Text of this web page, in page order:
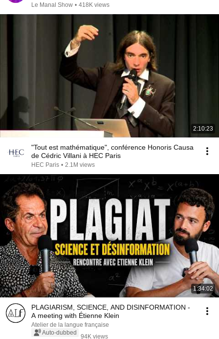
Le Manal Show • 418K views
2:10:23
"Tout est mathématique", conférence Honoris Causa
de Cédric Villani à HEC Paris
HEC Paris • 2.1M views
1:34:02
PLAGIARISM, SCIENCE, AND DISINFORMATION -
A meeting with Étienne Klein
Atelier de la langue française
Auto-dubbed
94K views